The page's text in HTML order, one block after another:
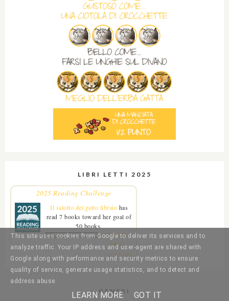
LIBRI LETTI 2025
2025 Reading Challenge
Il salotto del gatto libraio has
read 7 books toward her goal of
50 books.
7 of 50
(14%)
view books
GENERI
This site uses cookies from Google to deliver its services and to
analyze traffic. Your IP address and user-agent are shared with
Google along with performance and security metrics to ensure
quality of service, generate usage statistics, and to detect and
address abuse.
LEARN MORE GOT IT